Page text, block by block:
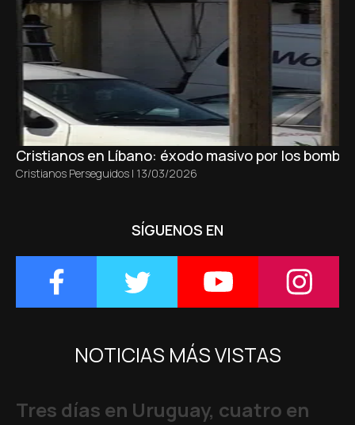
Cristianos en Líbano: éxodo masivo por los
Cristianos Perseguidos | 13/03/2026
SÍGUENOS EN
NOTICIAS MÁS VISTAS
Tres días en Uruguay, cuatro en